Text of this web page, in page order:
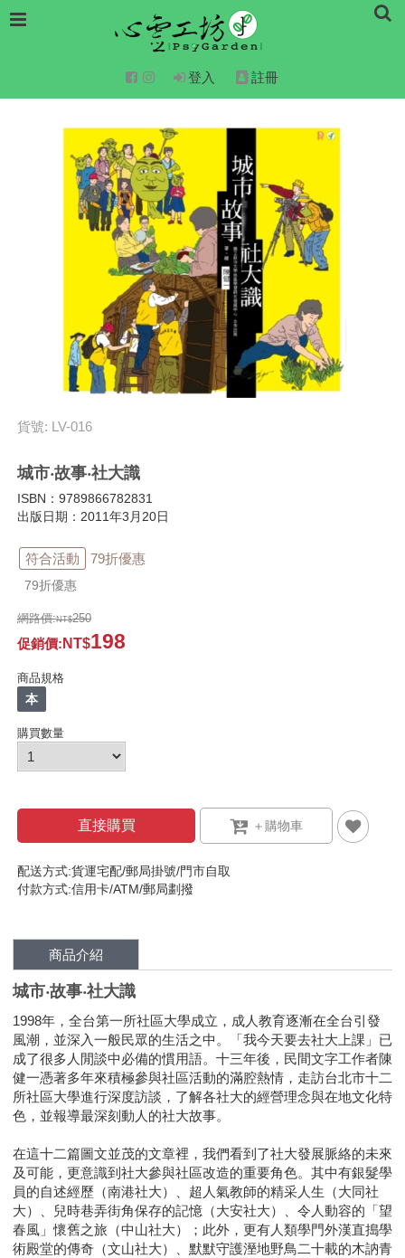
登入 註冊
貨號: LV-016
城市‧故事‧社大識
ISBN：9789866782831
出版日期：2011年3月20日
符合活動 79折優惠
79折優惠
網路價: 250
促銷價: 198
商品規格
本
購買數量
直接購買
配送方式:貨運宅配/郵局掛號/門市自取
付款方式:信用卡/ATM/郵局劃撥
商品介紹
城市‧故事‧社大識
1998年，全台第一所社區大學成立，成人教育逐漸在全台引發
風潮，並深入一般民眾的生活之中。「我今天要去社大上課」已
成了很多人閒談中必備的慣用語。十三年後，民間文字工作者陳
健一憑著多年來積極參與社區活動的滿腔熱情，走訪台北市十二
所社區大學進行深度訪談，了解各社大的經營理念與在地文化特
色，並報導最深刻動人的社大故事。
在這十二篇圖文並茂的文章裡，我們看到了社大發展脈絡的未來
及可能，更意識到社大參與社區改造的重要角色。其中有銀髮學
員的自述經歷（南港社大）、超人氣教師的精采人生（大同社
大）、兒時巷弄街角保存的記憶（大安社大）、令人動容的「望
春風」懷舊之旅（中山社大）；此外，更有人類學門外漢直搗學
術殿堂的傳奇（文山社大）、默默守護溼地野鳥二十載的木訥青